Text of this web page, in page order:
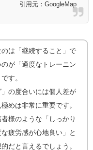
引用元：GoogleMap
のは「継続すること」で
が「適度なトレーニン
す。
」の度合いには個人差が
めは非常に重要です。
様のような「しっかり
疲労感が心地良い」と
だと言えるでしょう。